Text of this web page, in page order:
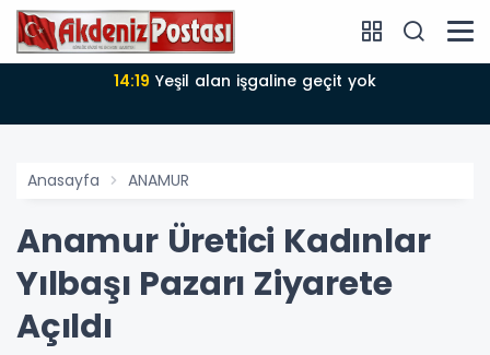
Anasayfa ANAMUR
Anamur Üretici Kadınlar
Yılbaşı Pazarı Ziyarete
Açıldı